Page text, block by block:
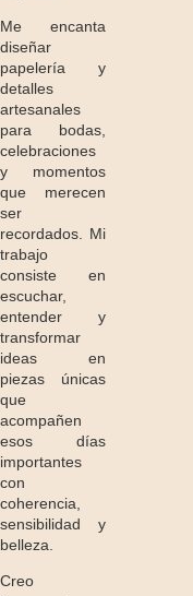
Me encanta
diseñar
papelería y
detalles
artesanales
para bodas,
celebraciones
y momentos
que merecen
ser
recordados. Mi
trabajo
consiste en
escuchar,
entender y
transformar
ideas en
piezas únicas
que
acompañen
esos días
importantes
con
coherencia,
sensibilidad y
belleza.
Creo